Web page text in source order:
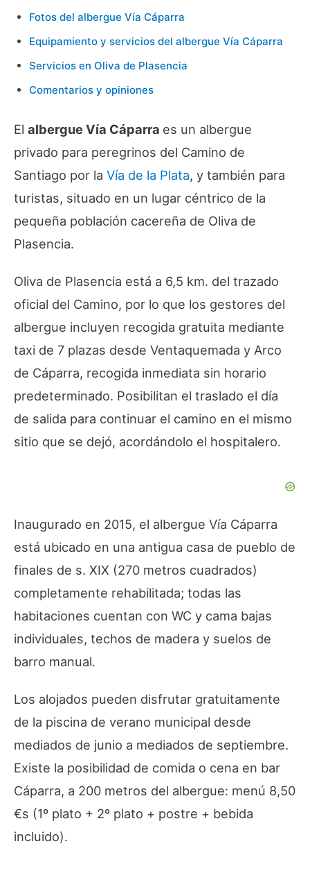
Fotos del albergue Vía Cáparra
Equipamiento y servicios del albergue Vía Cáparra
Servicios en Oliva de Plasencia
Comentarios y opiniones
El albergue Vía Cáparra es un albergue
privado para peregrinos del Camino de
Santiago por la Vía de la Plata, y también para
turistas, situado en un lugar céntrico de la
pequeña población cacereña de Oliva de
Plasencia.
Oliva de Plasencia está a 6,5 km. del trazado
oficial del Camino, por lo que los gestores del
albergue incluyen recogida gratuita mediante
taxi de 7 plazas desde Ventaquemada y Arco
de Cáparra, recogida inmediata sin horario
predeterminado. Posibilitan el traslado el día
de salida para continuar el camino en el mismo
sitio que se dejó, acordándolo el hospitalero.
Inaugurado en 2015, el albergue Vía Cáparra
está ubicado en una antigua casa de pueblo de
finales de s. XIX (270 metros cuadrados)
completamente rehabilitada; todas las
habitaciones cuentan con WC y cama bajas
individuales, techos de madera y suelos de
barro manual.
Los alojados pueden disfrutar gratuitamente
de la piscina de verano municipal desde
mediados de junio a mediados de septiembre.
Existe la posibilidad de comida o cena en bar
Cáparra, a 200 metros del albergue: menú 8,50
€s (1º plato + 2º plato + postre + bebida
incluido).